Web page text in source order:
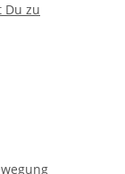
Du zu